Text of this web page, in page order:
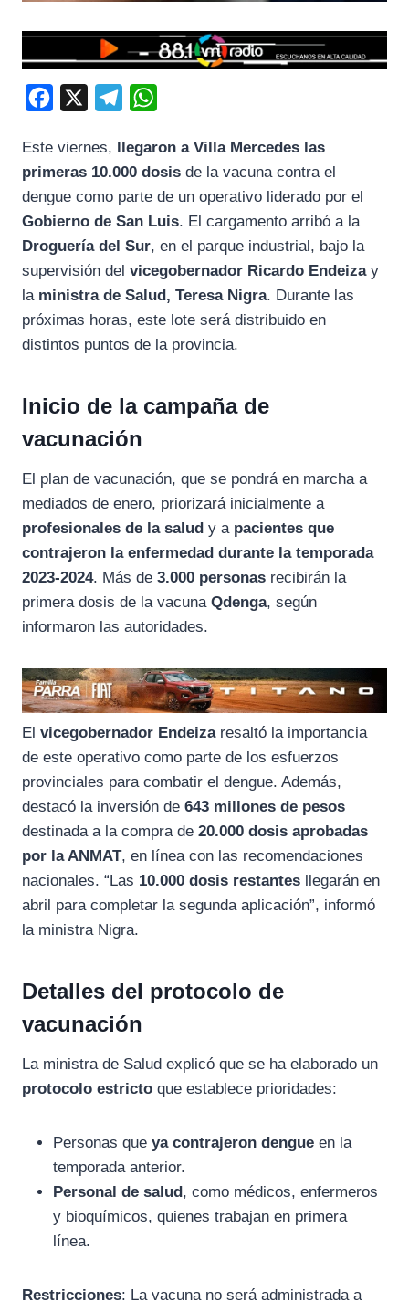
c
e
b
k
l
e
g
a
m
a
t
s
p
Este viernes, llegaron a Villa Mercedes las
primeras 10.000 dosis de la vacuna contra el
dengue como parte de un operativo liderado por el
Gobierno de San Luis. El cargamento arribó a la
Droguería del Sur, en el parque industrial, bajo la
supervisión del vicegobernador Ricardo Endeizay
la ministra de Salud, Teresa Nigra. Durante las
próximas horas, este lote será distribuido en
distintos puntos de la provincia.
Inicio de la campaña de
vacunación
El plan de vacunación, que se pondrá en marcha a
mediados de enero, priorizará inicialmente a
profesionales de la salud y a pacientes que
contrajeron la enfermedad durante la temporada
2023-2024. Más de 3.000 personas recibirán la
primera dosis de la vacuna Qdenga, según
informaron las autoridades.
El vicegobernador Endeizaresaltó la importancia
de este operativo como parte de los esfuerzos
provinciales para combatir el dengue. Además,
destacó la inversión de 643 millones de pesos
destinada a la compra de 20.000 dosis aprobadas
por la ANMAT, en línea con las recomendaciones
nacionales. “Las 10.000 dosis restantes llegarán en
abril para completar la segunda aplicación”, informó
la ministra Nigra.
Detalles del protocolo de
vacunación
La ministra de Salud explicó que se ha elaborado un
protocolo estricto que establece prioridades:
Personas que ya contrajeron dengue en la
temporada anterior.
Personal de salud, como médicos, enfermeros
y bioquímicos, quienes trabajan en primera
línea.
Restricciones: La vacuna no será administrada a